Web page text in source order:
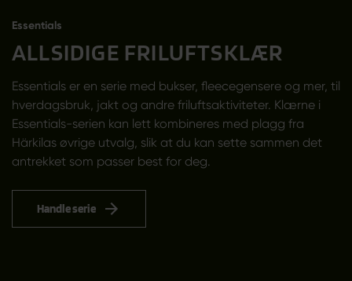
Essentials
ALLSIDIGE FRILUFTSKLÆR
Essentials er en serie med bukser, fleecegensere og mer, til
hverdagsbruk, jakt og andre friluftsaktiviteter. Klærne i
Essentials-serien kan lett kombineres med plagg fra
Härkilas øvrige utvalg, slik at du kan sette sammen det
antrekket som passer best for deg.
Handle serie